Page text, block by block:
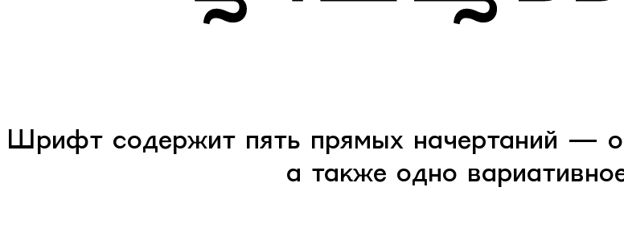
Шрифт содержит пять прямых начертаний —
а также одно